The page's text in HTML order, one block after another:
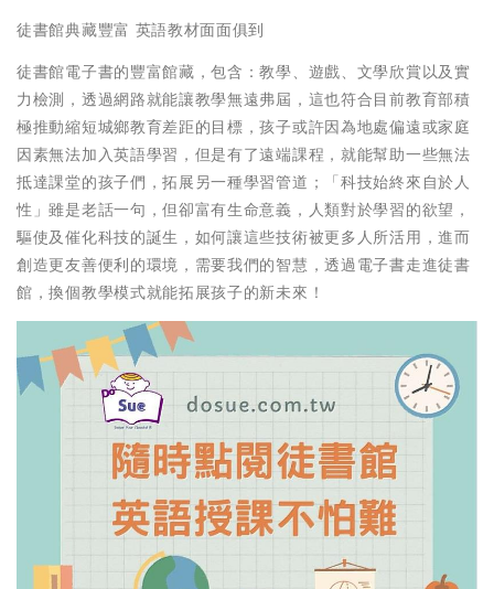
徒書館典藏豐富 英語教材面面俱到
徒書館電子書的豐富館藏，包含：教學、遊戲、文學欣賞以及實
力檢測，透過網路就能讓教學無遠弗屆，這也符合目前教育部積
極推動縮短城鄉教育差距的目標，孩子或許因為地處偏遠或家庭
因素無法加入英語學習，但是有了遠端課程，就能幫助一些無法
抵達課堂的孩子們，拓展另一種學習管道；「科技始終來自於人
性」雖是老話一句，但卻富有生命意義，人類對於學習的欲望，
驅使及催化科技的誕生，如何讓這些技術被更多人所活用，進而
創造更友善便利的環境，需要我們的智慧，透過電子書走進徒書
館，換個教學模式就能拓展孩子的新未來！